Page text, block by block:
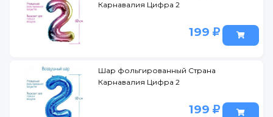
Карнавалия Цифра 2
199
Шар фольгированный Страна
Карнавалия Цифра 2
199